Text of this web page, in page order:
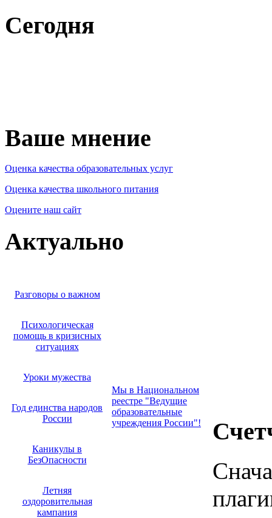
Сегодня
Ваше мнение
Оценка качества образовательных услуг
Оценка качества школьного питания
Оцените наш сайт
Актуально
Разговоры о важном
Психологическая
помощь в кризисных
ситуациях
Уроки мужества
Год единства народов
России
Каникулы в
БезОпасности
Летняя
оздоровительная
кампания
Мы в Национальном
реестре "Ведущие
образовательные
учреждения России"!